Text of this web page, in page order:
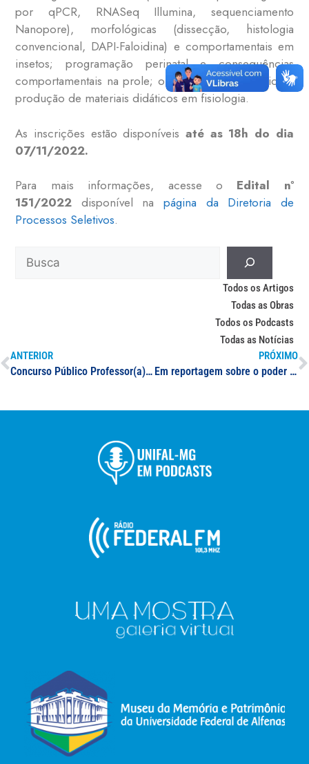
por qPCR, RNASeq Illumina, sequenciamento
Nanopore), morfológicas (dissecção, histologia
convencional, DAPI-Faloidina) e comportamentais em
insetos; programação perinatal e consequências
comportamentais na prole; ou, divulgação científica e
produção de materiais didáticos em fisiologia.
As inscrições estão disponíveis até as 18h do dia
07/11/2022.
Para mais informações, acesse o Edital nº
151/2022 disponível na página da Diretoria de
Processos Seletivos.
Todos os Artigos
Todas as Obras
Todos os Podcasts
Todas as Notícias
ANTERIOR
Concurso Público Professor(a): subárea Odontologia
PRÓXIMO
Em reportagem sobre o poder legislativo do país, docente da UNIFAL-MG explica função do cargo de senador na política